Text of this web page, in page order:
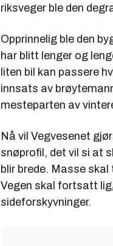
riksveger ble den
Opprinnelig ble den
har blitt lenger og
liten bil kan passere
innsats av
mesteparten av
Nå vil Vegvesenet
snøprofil, det vil si at
blir brede. Masse
Vegen skal fortsatt
sideforskyvninger.